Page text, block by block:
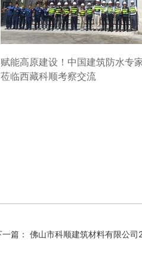
赋能高原建设！中国建筑防水专
莅临西藏科顺考察交流